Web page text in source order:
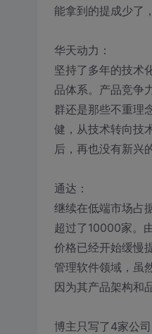
能拿到的提成少了
华天动力：
坚持了多年的技术
品体系。产品竞争
群还是那些不重理
健，从技术转向技
后，再也没有新兴
通达：
继续在低端市场占
超过了10000家。
价格已经开始缓慢
管理软件领域，虽
因为其产品架构和
博主只写了4家公